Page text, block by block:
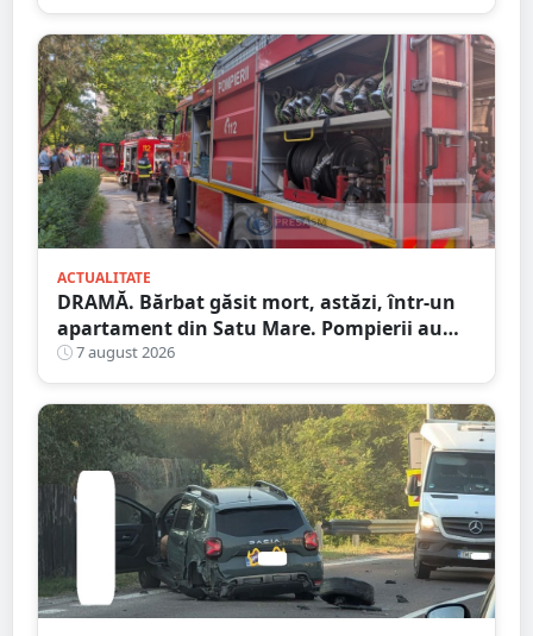
ACTUALITATE
DRAMĂ. Bărbat găsit mort, astăzi, într-un
apartament din Satu Mare. Pompierii au
spart ușa
7 august 2026